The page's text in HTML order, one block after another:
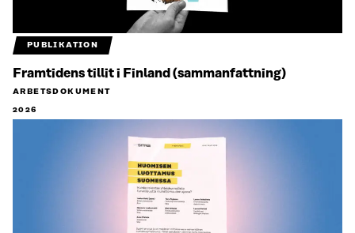
PUBLIKATION
Framtidens tillit i Finland (sammanfattning)
ARBETSDOKUMENT
2026